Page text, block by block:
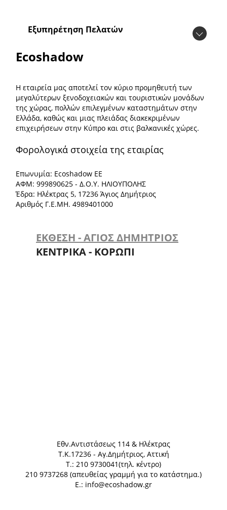
Εξυπηρέτηση Πελατών
Ecoshadow
Η εταιρεία μας αποτελεί τον κύριο προμηθευτή των
μεγαλύτερων ξενοδοχειακών και τουριστικών μονάδων
της χώρας, πολλών επιλεγμένων καταστημάτων στην
Ελλάδα, καθώς και μιας πλειάδας διακεκριμένων
επιχειρήσεων στην Κύπρο και στις βαλκανικές χώρες.
Φορολογικά στοιχεία της εταιρίας
Επωνυμία: Ecoshadow ΕΕ
ΑΦΜ: 999890625 - Δ.Ο.Υ. ΗΛΙΟΥΠΟΛΗΣ
Έδρα: Ηλέκτρας 5, 17236 Άγιος Δημήτριος
Αριθμός Γ.Ε.ΜΗ. 4989401000
ΕΚΘΕΣΗ - ΑΓΙΟΣ ΔΗΜΗΤΡΙΟΣ
ΚΕΝΤΡΙΚΑ - ΚΟΡΩΠΙ
Eθν.Αντιστάσεως 114 & Ηλέκτρας
Τ.Κ.17236 - Αγ.Δημήτριος, Αττική
Τ.: 210 9730041(τηλ. κέντρο)
210 9737268 (απευθείας γραμμή για το κατάστημα.)
E.: info@ecoshadow.gr